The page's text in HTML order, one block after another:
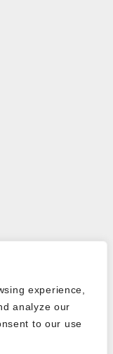
experience,
analyze our
to our use